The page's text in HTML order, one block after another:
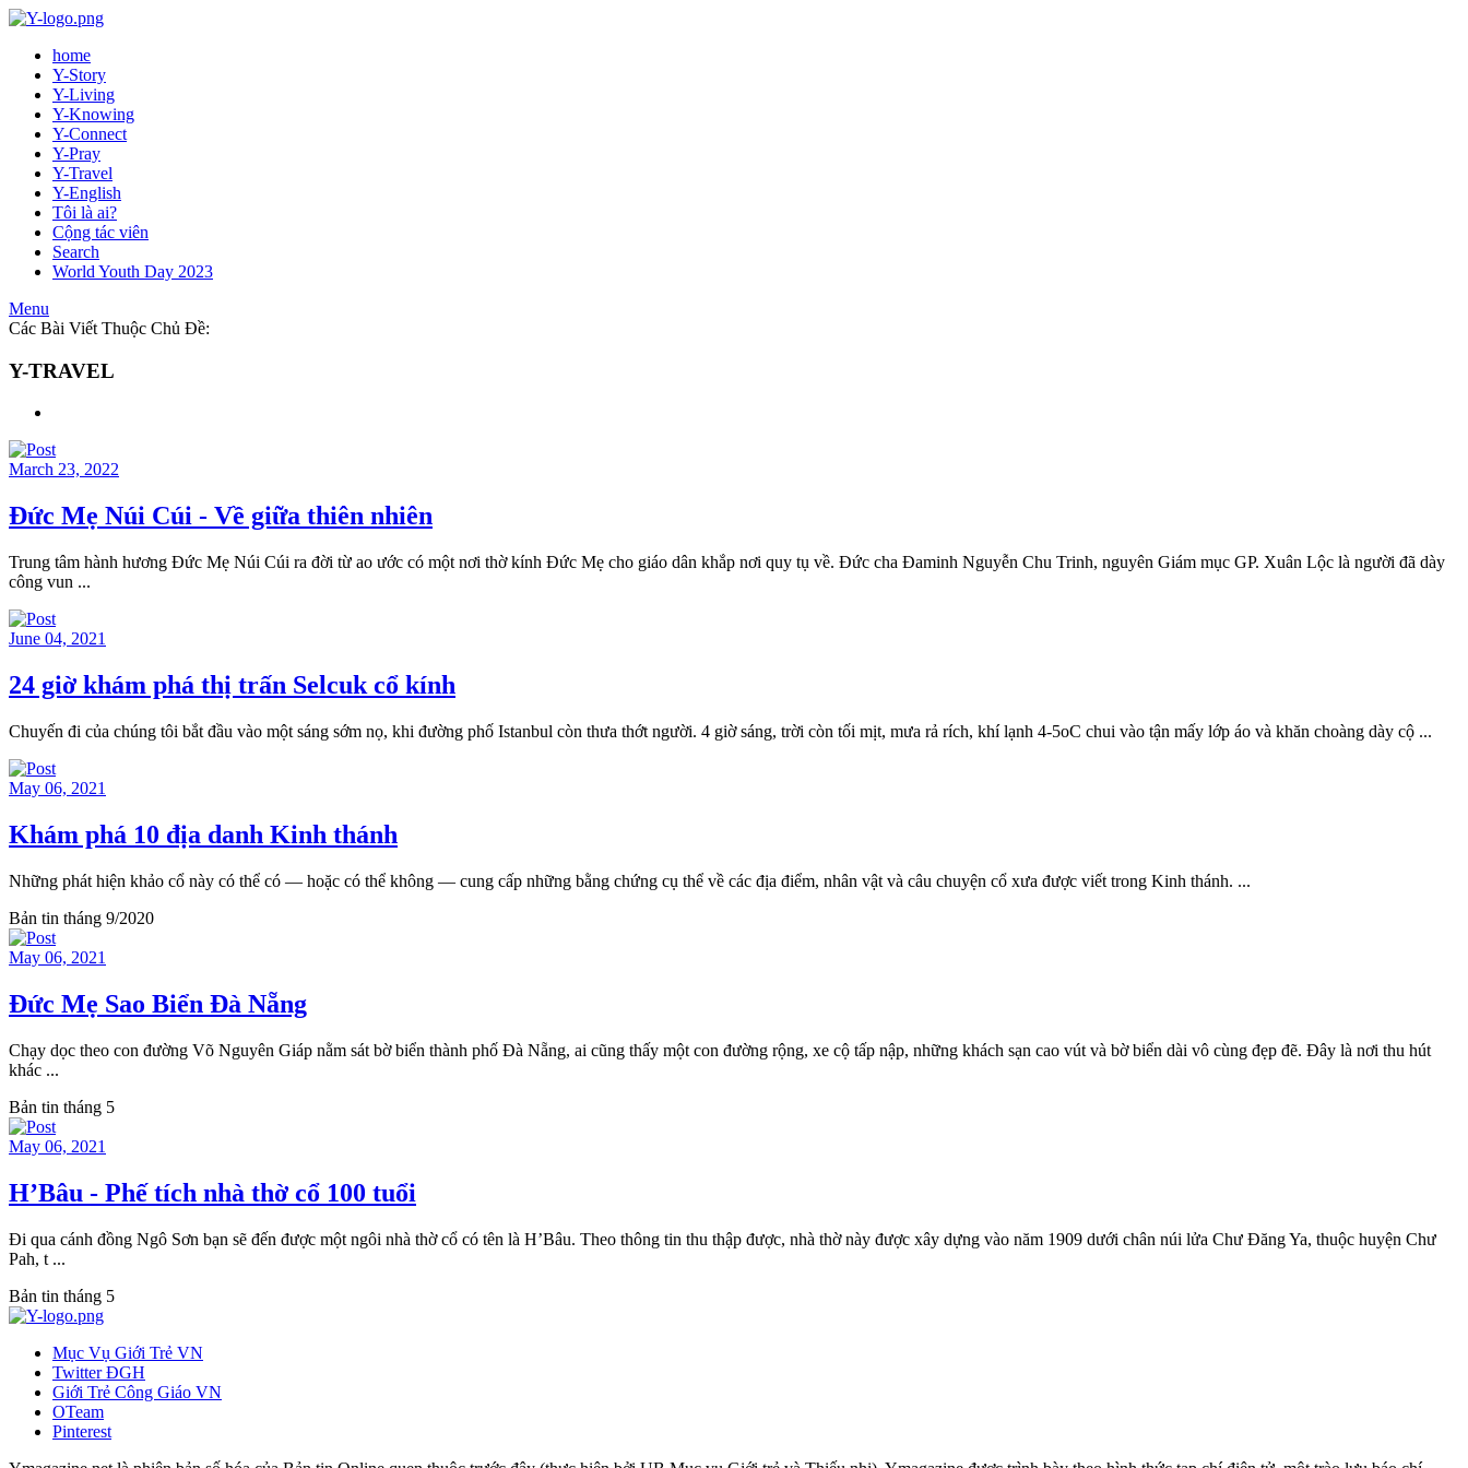
home
Y-Story
Y-Living
Y-Knowing
Y-Connect
Y-Pray
Y-Travel
Y-English
Tôi là ai?
Cộng tác viên
Search
World Youth Day 2023
Menu
Các Bài Viết Thuộc Chủ Đề:
Y-TRAVEL
March 23, 2022
Đức Mẹ Núi Cúi - Về giữa thiên nhiên
Trung tâm hành hương Đức Mẹ Núi Cúi ra đời từ ao ước có một nơi thờ kính Đức Mẹ cho giáo dân khắp nơi quy tụ về. Đức cha Đaminh Nguyễn Chu Trinh, nguyên Giám mục GP. Xuân Lộc là người đã dày
công vun ...
June 04, 2021
24 giờ khám phá thị trấn Selcuk cổ kính
Chuyến đi của chúng tôi bắt đầu vào một sáng sớm nọ, khi đường phố Istanbul còn thưa thớt người. 4 giờ sáng, trời còn tối mịt, mưa rả rích, khí lạnh 4-5oC chui vào tận mấy lớp áo và khăn choàng dày cộ ...
May 06, 2021
Khám phá 10 địa danh Kinh thánh
Những phát hiện khảo cổ này có thể có — hoặc có thể không — cung cấp những bằng chứng cụ thể về các địa điểm, nhân vật và câu chuyện cổ xưa được viết trong Kinh thánh. ...
Bản tin tháng 9/2020
May 06, 2021
Đức Mẹ Sao Biển Đà Nẵng
Chạy dọc theo con đường Võ Nguyên Giáp nằm sát bờ biển thành phố Đà Nẵng, ai cũng thấy một con đường rộng, xe cộ tấp nập, những khách sạn cao vút và bờ biển dài vô cùng đẹp đẽ. Đây là nơi thu hút
khác ...
Bản tin tháng 5
May 06, 2021
H’Bâu - Phế tích nhà thờ cổ 100 tuổi
Đi qua cánh đồng Ngô Sơn bạn sẽ đến được một ngôi nhà thờ cổ có tên là H’Bâu. Theo thông tin thu thập được, nhà thờ này được xây dựng vào năm 1909 dưới chân núi lửa Chư Đăng Ya, thuộc huyện Chư
Pah, t ...
Bản tin tháng 5
Mục Vụ Giới Trẻ VN
Twitter ĐGH
Giới Trẻ Công Giáo VN
OTeam
Pinterest